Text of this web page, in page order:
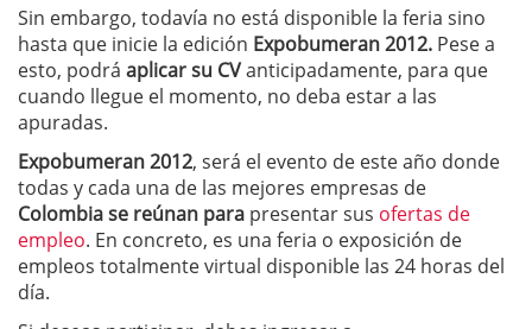
Sin embargo, todavía no está disponible la feria sino
hasta que inicie la edición Expobumeran 2012. Pese a
esto, podrá aplicar su CVanticipadamente, para que
cuando llegue el momento, no deba estar a las
apuradas.
Expobumeran 2012, será el evento de este año donde
todas y cada una de las mejores empresas de
Colombiase reúnan para presentar sus ofertas de
empleo. En concreto, es una feria o exposición de
empleos totalmente virtual disponible las 24 horas del
día.